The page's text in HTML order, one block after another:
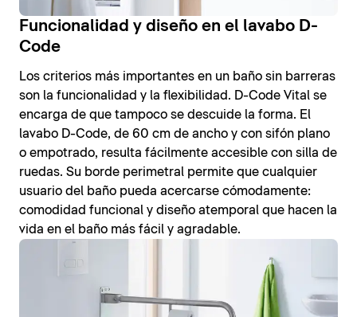
Funcionalidad y diseño en el lavabo D-
Code
Los criterios más importantes en un baño sin barreras
son la funcionalidad y la flexibilidad. D-Code Vital se
encarga de que tampoco se descuide la forma. El
lavabo D-Code, de 60 cm de ancho y con sifón plano
o empotrado, resulta fácilmente accesible con silla de
ruedas. Su borde perimetral permite que cualquier
usuario del baño pueda acercarse cómodamente:
comodidad funcional y diseño atemporal que hacen la
vida en el baño más fácil y agradable.